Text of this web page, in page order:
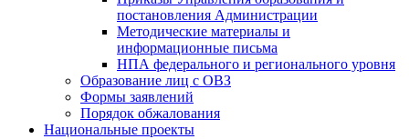
постановления Администрации
Методические материалы и
информационные письма
НПА федерального и регионального уровня
Образование лиц с ОВЗ
Формы заявлений
Порядок обжалования
Национальные проекты